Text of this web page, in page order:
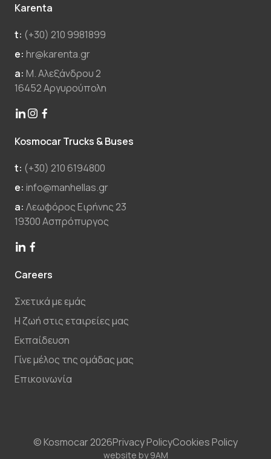
Karenta
t: (+30) 210 9981899
e: hr@karenta.gr
a: Μ. Αλεξάνδρου 2
16452 Αργυρούπολη
Kosmocar Trucks & Buses
t: (+30) 210 6194800
e: info@manhellas.gr
a: Λεωφόρος Ειρήνης 23
19300 Ασπρόπυργος
Careers
Σχετικά με εμάς
Η ζωή στις εταιρείες μας
Εκπαίδευση
Γίνε μέλος της ομάδας μας
Επικοινωνία
© Kosmocar 2026Privacy PolicyCookies Policy
website by9AM